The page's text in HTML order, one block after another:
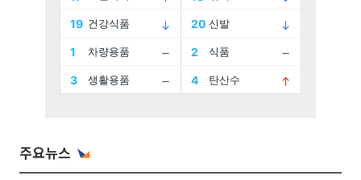
주요뉴스